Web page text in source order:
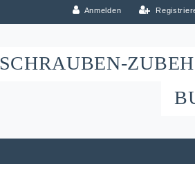
Anmelden
SCHRAUBEN-